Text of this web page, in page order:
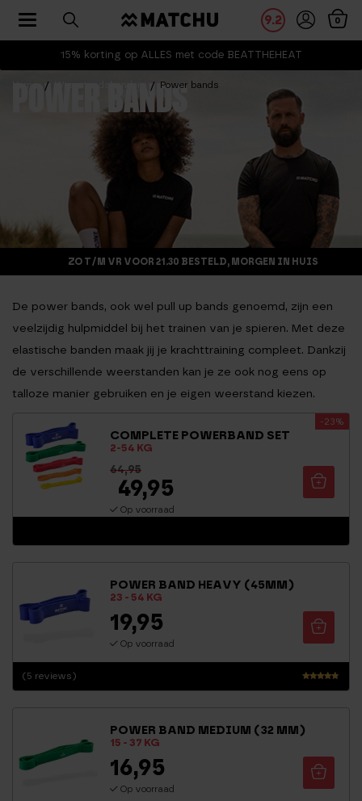
15% korting op ALLES met code BEATTHEHEAT
9.2 0
Toggle navigation
Power bands
POWER BANDS
ZO T/M VR VOOR 21.30 BESTELD, MORGEN IN HUIS
De power bands, ook wel pull up bands genoemd, zijn een
veelzijdig hulpmiddel bij het trainen van je spieren. Met deze
elastische banden maak jij je krachttraining compleet. Dankzij
de verschillende weerstanden kan je ze ook nog eens op
talloze manier gebruiken en je eigen weerstand kiezen.
COMPLETE POWERBAND SET
2-54 KG
-23%
64,95
49,95
Op voorraad
POWER BAND HEAVY (45MM)
23 - 54 KG
Waarderi
uit 5
(5 reviews)
19,95
Op voorraad
POWER BAND MEDIUM (32 MM)
15 - 37 KG
16,95
Op voorraad